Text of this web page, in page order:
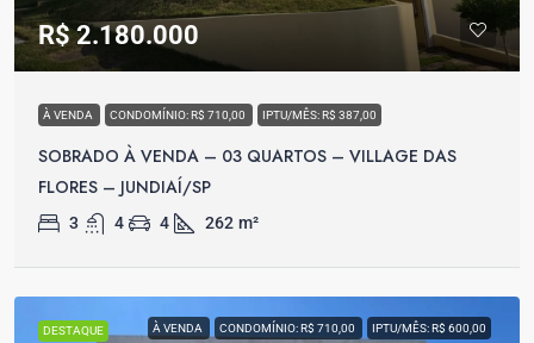
R$ 2.180.000
À VENDA CONDOMÍNIO: R$ 710,00 IPTU/MÊS: R$ 387,00
SOBRADO À VENDA – 03 QUARTOS – VILLAGE DAS
FLORES – JUNDIAÍ/SP
3 4 4 262 m²
DESTAQUE À VENDA CONDOMÍNIO: R$ 710,00 IPTU/MÊS: R$ 600,00